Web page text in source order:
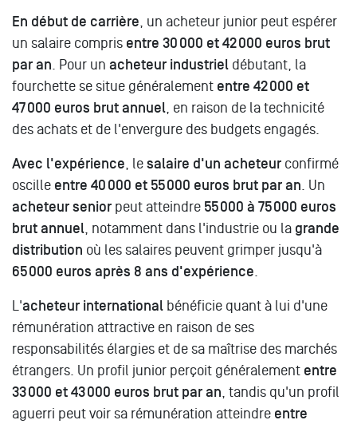
En début de carrière, un acheteur junior peut espérer
un salaire compris entre 30 000 et 42 000 euros brut
par an. Pour un acheteur industriel débutant, la
fourchette se situe généralement entre 42 000 et
47 000 euros brut annuel, en raison de la technicité
des achats et de l'envergure des budgets engagés.
Avec l'expérience, le salaire d'un acheteur confirmé
oscille entre 40 000 et 55 000 euros brut par an. Un
acheteur senior peut atteindre 55 000 à 75 000 euros
brut annuel, notamment dans l'industrie ou la grande
distribution où les salaires peuvent grimper jusqu'à
65 000 euros après 8 ans d'expérience.
L'acheteur international bénéficie quant à lui d'une
rémunération attractive en raison de ses
responsabilités élargies et de sa maîtrise des marchés
étrangers. Un profil junior perçoit généralement entre
33 000 et 43 000 euros brut par an, tandis qu'un profil
aguerri peut voir sa rémunération atteindre entre